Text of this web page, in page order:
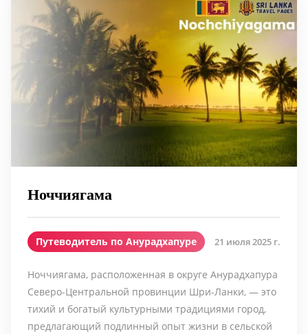
Ноччиягама
Путеводитель по Анурадхапуре 21 июля 2025 г.
Ноччиягама, расположенная в округе Анурадхапура
Северо-Центральной провинции Шри-Ланки, — это
тихий и богатый культурными традициями город,
предлагающий подлинный опыт жизни в сельской